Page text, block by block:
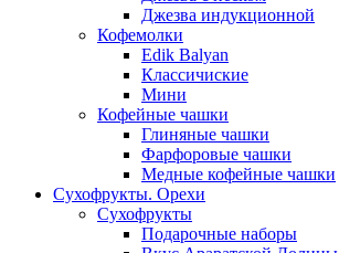
Джезва индукционной
Кофемолки
Edik Balyan
Классичиские
Мини
Кофейные чашки
Глиняные чашки
Фарфоровые чашки
Медные кофейные чашки
Сухофрукты. Орехи
Сухофрукты
Подарочные наборы